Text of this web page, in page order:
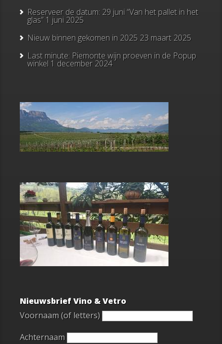
Reserveer de datum: 29 juni “Van het pallet in het
glas” 1 juni 2025
Nieuw binnen gekomen in 2025 23 maart 2025
Last minute: Piemonte wijn proeven in de Popup
winkel 1 december 2024
Nieuwsbrief Vino & Vetro
Voornaam (of letters)
Achternaam